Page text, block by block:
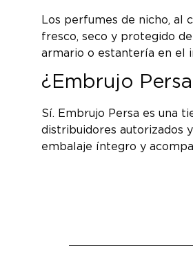
Los perfumes de nicho, al
fresco, seco y protegido
armario o estantería en el
¿Embrujo
Sí. Embrujo Persa es una
distribuidores autorizados
embalaje íntegro y